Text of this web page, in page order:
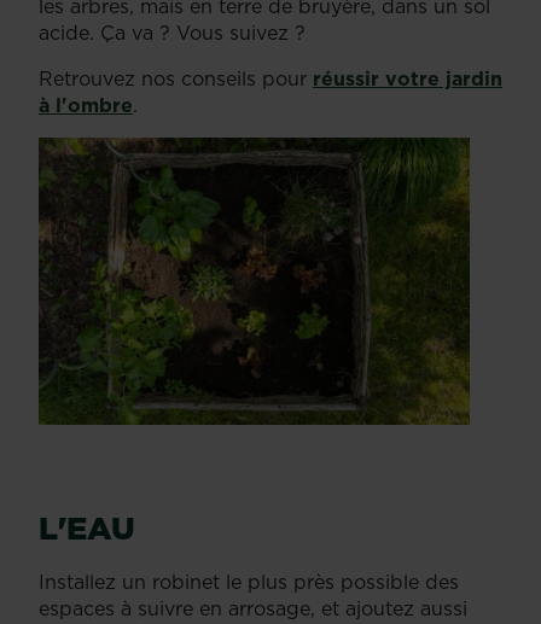
les arbres, mais en terre de bruyère, dans un sol
acide. Ça va ? Vous suivez ?
Retrouvez nos conseils pour réussir votre jardin
à l'ombre.
L'EAU
Installez un robinet le plus près possible des
espaces à suivre en arrosage, et ajoutez aussi